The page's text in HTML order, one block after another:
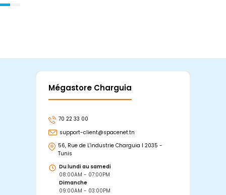
Mégastore Charguia
70 22 33 00
support-client@spacenet.tn
56, Rue de L'industrie Charguia I 2035 -
Tunis
Du lundi au samedi
08:00AM - 07:00PM
Dimanche
09:00AM - 03:00PM